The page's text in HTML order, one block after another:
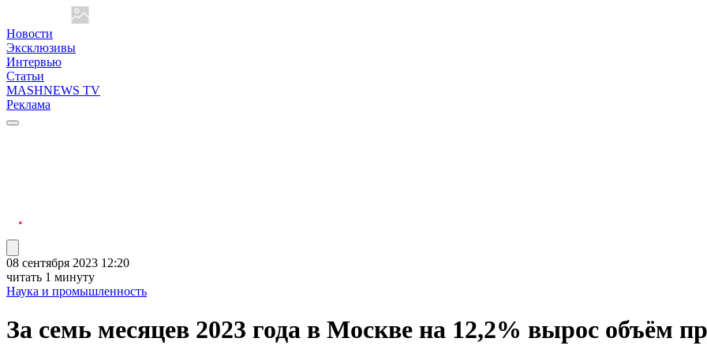
Новости
Эксклюзивы
Интервью
Статьи
MASHNEWS TV
Реклама
08 сентября 2023 12:20
читать 1 минуту
Наука и промышленность
За семь месяцев 2023 года в Москве на 12,2% вырос объём